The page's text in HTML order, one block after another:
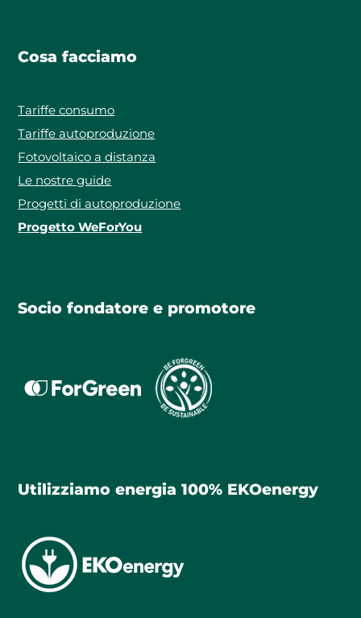
Cosa facciamo
Tariffe consumo
Tariffe autoproduzione
Fotovoltaico a distanza
Le nostre guide
Progetti di autoproduzione
Progetto WeForYou
Socio fondatore e promotore
Utilizziamo energia 100% EKOenergy